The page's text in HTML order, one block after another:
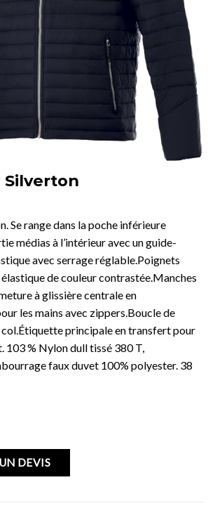
Silverton
Se range dans la poche inférieure
médias à l’intérieur avec un guide-
avec serrage réglable.Poignets
de couleur contrastée.Manches
à glissière centrale en
les mains avec zippers.Boucle de
col.Étiquette principale en transfert pour
103 % Nylon dull tissé 380 T,
faux duvet 100% polyester. 38
DEVIS